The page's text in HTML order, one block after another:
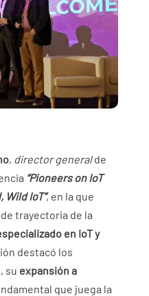
, director generalde
“Pioneers on IoT
IoT”, en la que
trayectoria de la
en IoT y
destacó los
su expansión a
que juega la